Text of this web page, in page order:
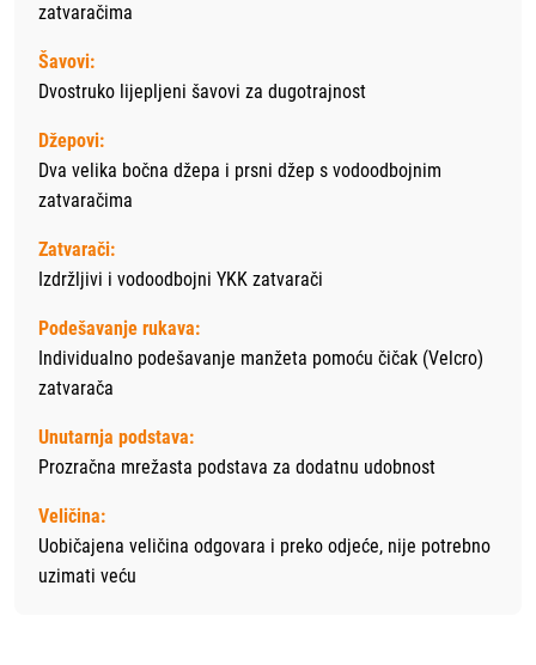
zatvaračima
Šavovi:
Dvostruko lijepljeni šavovi za dugotrajnost
Džepovi:
Dva velika bočna džepa i prsni džep s vodoodbojnim
zatvaračima
Zatvarači:
Izdržljivi i vodoodbojni YKK zatvarači
Podešavanje rukava:
Individualno podešavanje manžeta pomoću čičak (Velcro)
zatvarača
Unutarnja podstava:
Prozračna mrežasta podstava za dodatnu udobnost
Veličina:
Uobičajena veličina odgovara i preko odjeće, nije potrebno
uzimati veću